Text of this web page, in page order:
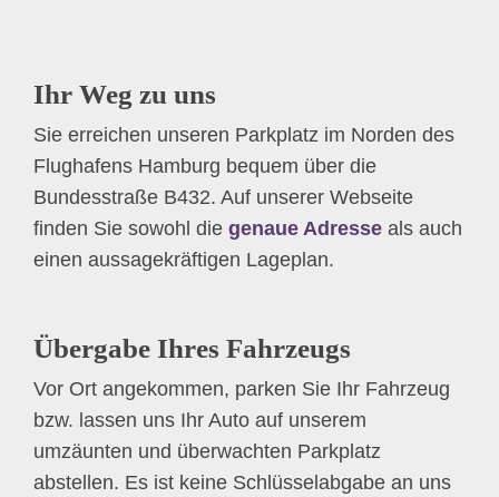
Ihr Weg zu uns
Sie erreichen unseren Parkplatz im Norden des
Flughafens Hamburg bequem über die
Bundesstraße B432. Auf unserer Webseite
finden Sie sowohl die genaue Adresse als auch
einen aussagekräftigen Lageplan.
Übergabe Ihres Fahrzeugs
Vor Ort angekommen, parken Sie Ihr Fahrzeug
bzw. lassen uns Ihr Auto auf unserem
umzäunten und überwachten Parkplatz
abstellen. Es ist keine Schlüsselabgabe an uns